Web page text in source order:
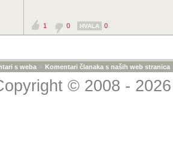
1 0 HVALA 0
s weba » Komentari članaka s naših web stranica
© 2008 -